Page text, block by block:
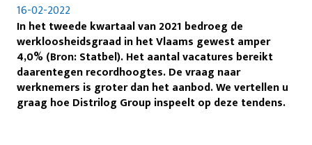
Contact
16-02-2022
In het tweede kwartaal van 2021 bedroeg de
werkloosheidsgraad in het Vlaams gewest amper
4,0% (Bron: Statbel). Het aantal vacatures bereikt
daarentegen recordhoogtes. De vraag naar
werknemers is groter dan het aanbod. We vertellen u
graag hoe Distrilog Group inspeelt op deze tendens.